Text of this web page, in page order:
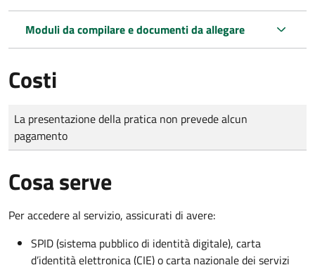
Moduli da compilare e documenti da allegare
Costi
Tipo di pagamento
Importo
La presentazione della pratica non prevede alcun
pagamento
Cosa serve
Per accedere al servizio, assicurati di avere:
SPID (sistema pubblico di identità digitale), carta
d’identità elettronica (CIE) o carta nazionale dei servizi